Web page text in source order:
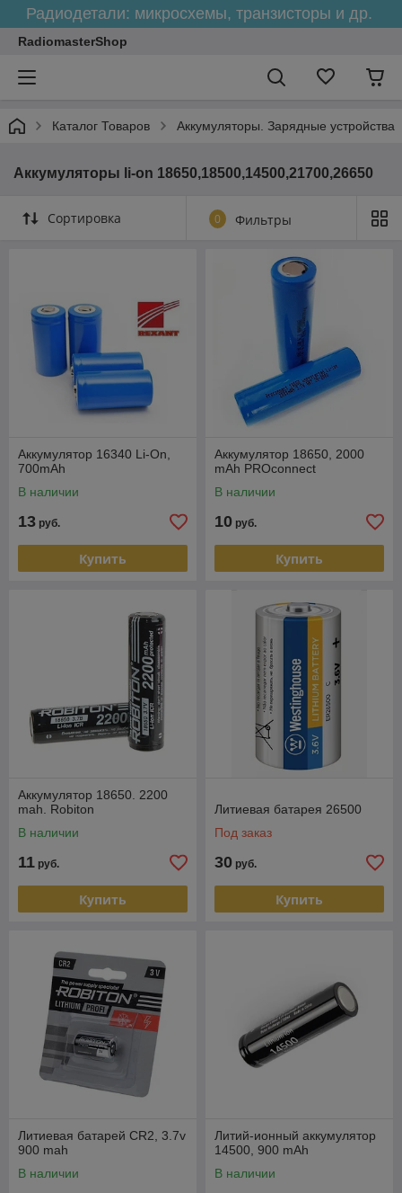
Радиодетали: микросхемы, транзисторы и др.
RadiomasterShop
Каталог Товаров Аккумуляторы. Зарядные устройства
Аккумуляторы li-on 18650,18500,14500,21700,26650
Сортировка 0 Фильтры
Аккумулятор 16340 Li-On,
700mAh
В наличии
13 руб.
Купить
Аккумулятор 18650, 2000
mAh PROconnect
В наличии
10 руб.
Купить
Аккумулятор 18650. 2200
mah. Robiton
В наличии
11 руб.
Купить
Литиевая батарея 26500
Под заказ
30 руб.
Купить
Литиевая батарей CR2, 3.7v
900 mah
В наличии
Литий-ионный аккумулятор
14500, 900 mAh
В наличии